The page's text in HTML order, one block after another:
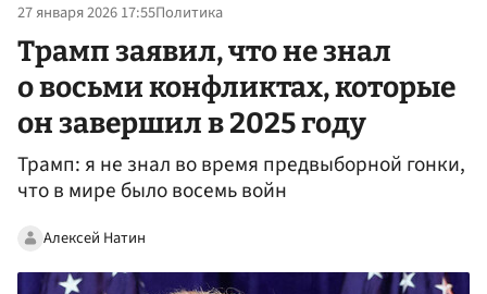
27 января 2026 17:55Политика
Трамп заявил, что не знал
о восьми конфликтах, которые
он завершил в 2025 году
Трамп: я не знал во время предвыборной гонки,
что в мире было восемь войн
Алексей Натин